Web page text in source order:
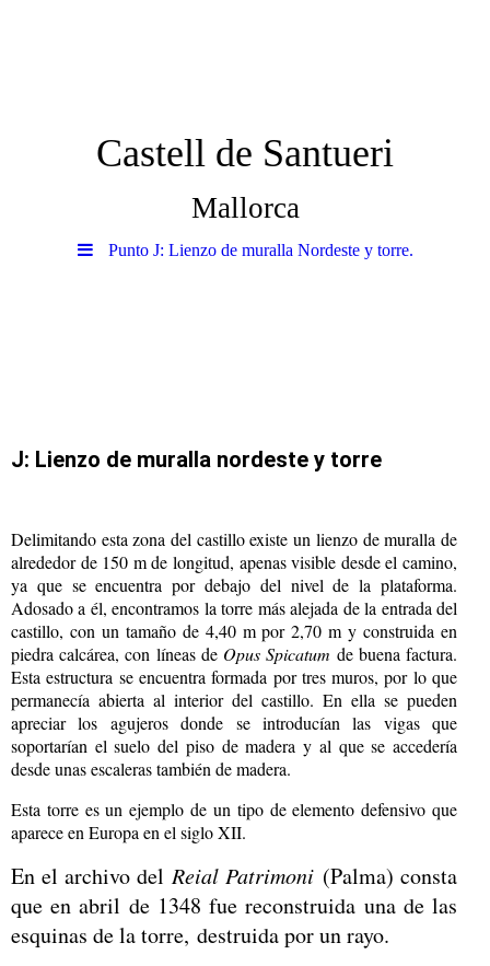
Castell de Santueri
Mallorca
Punto J: Lienzo de muralla Nordeste y torre.
J: Lienzo de muralla nordeste y torre
Delimitando esta zona del castillo existe un lienzo de muralla de
alrededor de 150 m de longitud, apenas visible desde el camino,
ya que se encuentra por debajo del nivel de la plataforma.
Adosado a él, encontramos la torre más alejada de la entrada del
castillo, con un tamaño de 4,40 m por 2,70 m y construida en
piedra calcárea, con líneas de Opus Spicatum de buena factura.
Esta estructura se encuentra formada por tres muros, por lo que
permanecía abierta al interior del castillo. En ella se pueden
apreciar los agujeros donde se introducían las vigas que
soportarían el suelo del piso de madera y al que se accedería
desde unas escaleras también de madera.
Esta torre es un ejemplo de un tipo de elemento defensivo que
aparece en Europa en el siglo XII.
En el archivo delReial Patrimoni (Palma) consta
que en abril de 1348 fue reconstruida una de las
esquinas de la torre, destruida por un rayo.